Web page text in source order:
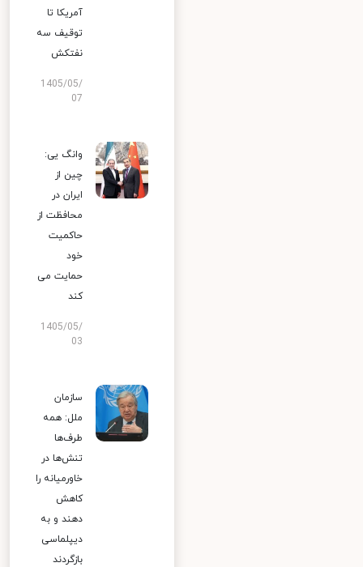
آمریکا تا
توقیف سه
نفتکش
1405/05/
07
وانگ یی:
چین از
ایران در
محافظت از
حاکمیت
خود
حمایت می
کند
1405/05/
03
سازمان
ملل: همه
طرف‌ها
تنش‌ها در
خاورمیانه را
کاهش
دهند و به
دیپلماسی
بازگردند